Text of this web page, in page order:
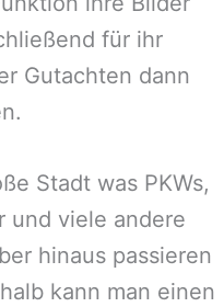
für ihr
Gutachten dann
Stadt was PKWs,
und viele andere
hinaus passieren
kann man einen